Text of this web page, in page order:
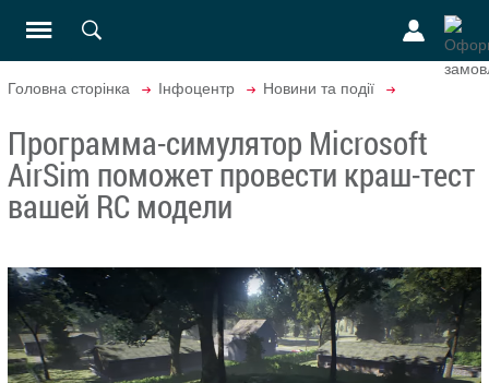
Головна сторінка Інфоцентр Новини та події
Программа-симулятор Microsoft
AirSim поможет провести краш-тест
вашей RC модели